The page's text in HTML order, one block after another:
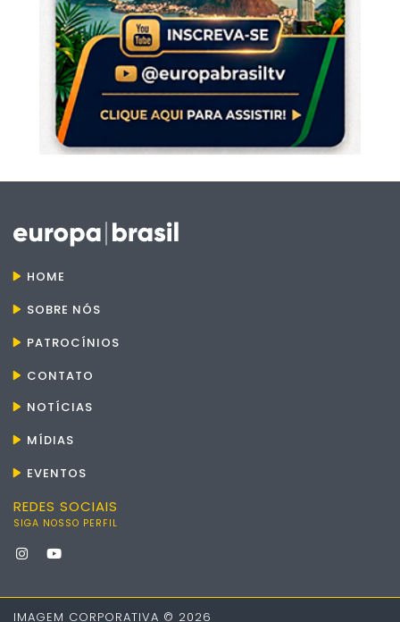
HOME
SOBRE NÓS
PATROCÍNIOS
CONTATO
NOTÍCIAS
MÍDIAS
EVENTOS
REDES SOCIAIS
SIGA NOSSO PERFIL
IMAGEM CORPORATIVA © 2026